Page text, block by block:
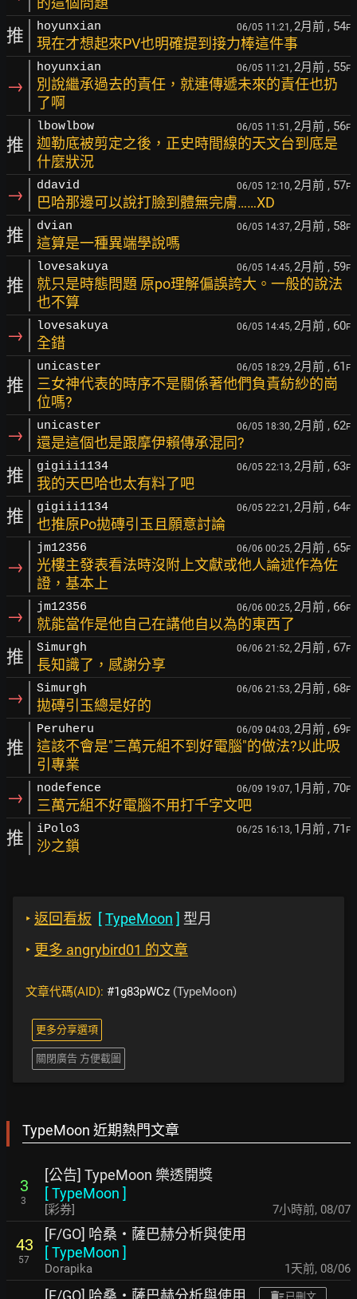
推 hoyunxian 06/05 11:21, 2月前 , 54F
現在才想起來PV也明確提到接力棒這件事
→
hoyunxian 06/05 11:21, 2月前 , 55F
別說繼承過去的責任，就連傳遞未來的責任也扔
了啊
推
lbowlbow 06/05 11:51, 2月前 , 56F
迦勒底被剪定之後，正史時間線的天文台到底是
什麼狀況
→ ddavid 06/05 12:10, 2月前 , 57F
巴哈那邊可以說打臉到體無完膚……XD
推 dvian 06/05 14:37, 2月前 , 58F
這算是一種異端學說嗎
推
lovesakuya 06/05 14:45, 2月前 , 59F
就只是時態問題 原po理解偏誤誇大。一般的說法
也不算
→ lovesakuya 06/05 14:45, 2月前 , 60F
全錯
推
unicaster 06/05 18:29, 2月前 , 61 F
三女神代表的時序不是關係著他們負責紡紗的崗
位嗎?
→ unicaster 06/05 18:30, 2月前 , 62F
還是這個也是跟摩伊賴傳承混同?
推 gigiii1134 06/05 22:13, 2月前 , 63F
我的天巴哈也太有料了吧
推 gigiii1134 06/05 22:21, 2月前 , 64F
也推原Po拋磚引玉且願意討論
→
jm12356 06/06 00:25, 2月前 , 65F
光樓主發表看法時沒附上文獻或他人論述作為佐
證，基本上
→ jm12356 06/06 00:25, 2月前 , 66F
就能當作是他自己在講他自以為的東西了
推 Simurgh 06/06 21:52, 2月前 , 67F
長知識了，感謝分享
→ Simurgh 06/06 21:53, 2月前 , 68F
拋磚引玉總是好的
推
Peruheru 06/09 04:03, 2月前 , 69F
這該不會是"三萬元組不到好電腦"的做法?以此吸
引專業
→ nodefence 06/09 19:07, 1月前 , 70F
三萬元組不好電腦不用打千字文吧
推 iPolo3 06/25 16:13, 1月前 , 71 F
沙之鎖
‣ 返回看板 [TypeMoon ] 型月
‣ 更多 angrybird01 的文章
文章代碼(AID): #1g83pWCz (TypeMoon)
更多分享選項
關閉廣告 方便截圖
TypeMoon 近期熱門文章
3
3
[公告] TypeMoon 樂透開獎
[TypeMoon ]
[彩券] 7小時前, 08/07
43
57
[F/GO] 哈桑・薩巴赫分析與使用
[TypeMoon ]
Dorapika 1天前, 08/06
[F/GO] 哈桑・薩巴赫分析與使用 已刪文